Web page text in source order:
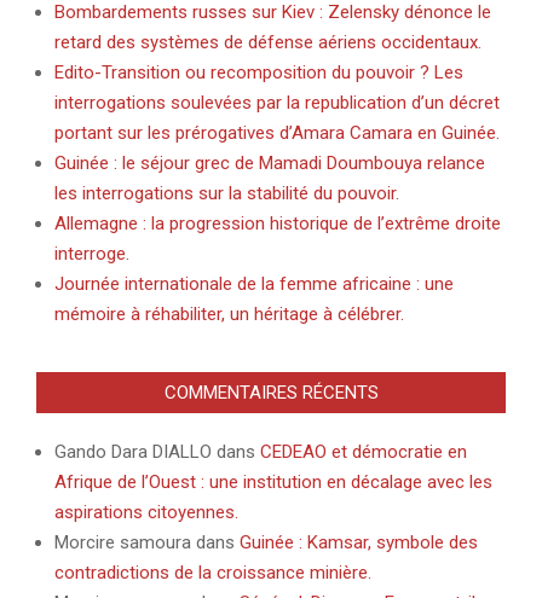
Bombardements russes sur Kiev : Zelensky dénonce le
retard des systèmes de défense aériens occidentaux.
Edito-Transition ou recomposition du pouvoir ? Les
interrogations soulevées par la republication d’un décret
portant sur les prérogatives d’Amara Camara en Guinée.
Guinée : le séjour grec de Mamadi Doumbouya relance
les interrogations sur la stabilité du pouvoir.
Allemagne : la progression historique de l’extrême droite
interroge.
Journée internationale de la femme africaine : une
mémoire à réhabiliter, un héritage à célébrer.
COMMENTAIRES RÉCENTS
Gando Dara DIALLO dans CEDEAO et démocratie en
Afrique de l’Ouest : une institution en décalage avec les
aspirations citoyennes.
Morcire samoura dans Guinée : Kamsar, symbole des
contradictions de la croissance minière.